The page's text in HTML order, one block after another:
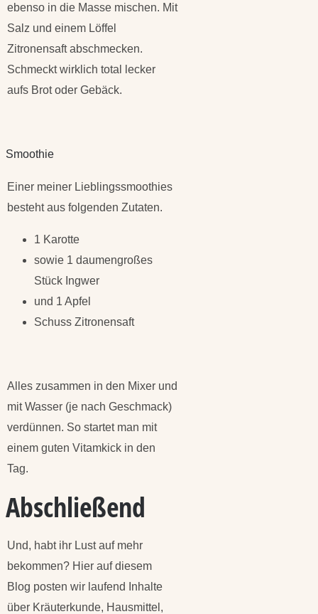
ebenso in die Masse mischen. Mit
Salz und einem Löffel
Zitronensaft abschmecken.
Schmeckt wirklich total lecker
aufs Brot oder Gebäck.
Smoothie
Einer meiner Lieblingssmoothies
besteht aus folgenden Zutaten.
1 Karotte
sowie 1 daumengroßes
Stück Ingwer
und 1 Apfel
Schuss Zitronensaft
Alles zusammen in den Mixer und
mit Wasser (je nach Geschmack)
verdünnen. So startet man mit
einem guten Vitamkick in den
Tag.
Abschließend
Und, habt ihr Lust auf mehr
bekommen? Hier auf diesem
Blog posten wir laufend Inhalte
über Kräuterkunde, Hausmittel,